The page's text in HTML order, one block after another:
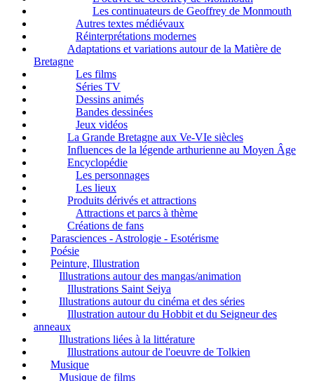
Les continuateurs de Geoffrey de Monmouth
Autres textes médiévaux
Réinterprétations modernes
Adaptations et variations autour de la Matière de
Bretagne
Les films
Séries TV
Dessins animés
Bandes dessinées
Jeux vidéos
La Grande Bretagne aux Ve-VIe siècles
Influences de la légende arthurienne au Moyen Âge
Encyclopédie
Les personnages
Les lieux
Produits dérivés et attractions
Attractions et parcs à thème
Créations de fans
Parasciences - Astrologie - Esotérisme
Poésie
Peinture, Illustration
Illustrations autour des mangas/animation
Illustrations Saint Seiya
Illustrations autour du cinéma et des séries
Illustration autour du Hobbit et du Seigneur des
anneaux
Illustrations liées à la littérature
Illustrations autour de l'oeuvre de Tolkien
Musique
Musique de films